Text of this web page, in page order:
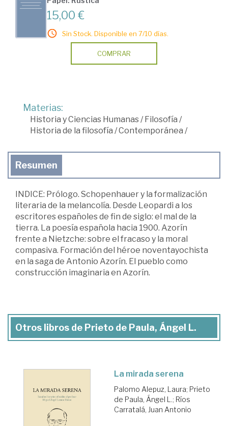
15,00 €
Sin Stock. Disponible en 7/10 días.
COMPRAR
Materias:
Historia y Ciencias Humanas/Filosofía /
Historia de la filosofía /Contemporánea /
Resumen
INDICE: Prólogo. Schopenhauer y la formalización
literaria de la melancolía. Desde Leopardi a los
escritores españoles de fin de siglo: el mal de la
tierra. La poesía española hacia 1900. Azorín
frente a Nietzche: sobre el fracaso y la moral
compasiva. Formación del héroe noventayochista
en la saga de Antonio Azorín. El pueblo como
construcción imaginaria en Azorín.
Otros libros de Prieto de Paula, Ángel L.
La mirada serena
Palomo Alepuz, Laura; Prieto
de Paula, Ángel L.; Ríos
Carratalá, Juan Antonio